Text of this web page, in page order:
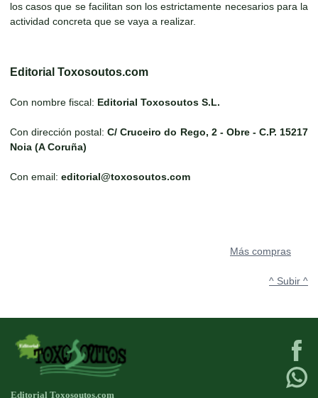
los casos que se facilitan son los estrictamente necesarios para la
actividad concreta que se vaya a realizar.
Editorial Toxosoutos.com
Con nombre fiscal: Editorial Toxosoutos S.L.
Con dirección postal:C/ Cruceiro do Rego, 2 - Obre - C.P. 15217
Noia (A Coruña)
Con email: editorial@toxosoutos.com
Más compras
^ Subir ^
Editorial Toxosoutos.com